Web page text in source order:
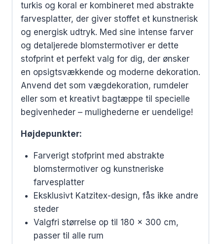
turkis og koral er kombineret med abstrakte
farvesplatter, der giver stoffet et kunstnerisk
og energisk udtryk. Med sine intense farver
og detaljerede blomstermotiver er dette
stofprint et perfekt valg for dig, der ønsker
en opsigtsvækkende og moderne dekoration.
Anvend det som vægdekoration, rumdeler
eller som et kreativt bagtæppe til specielle
begivenheder – mulighederne er uendelige!
Højdepunkter:
Farverigt stofprint med abstrakte
blomstermotiver og kunstneriske
farvesplatter
Eksklusivt Katzitex-design, fås ikke andre
steder
Valgfri størrelse op til 180 x 300 cm,
passer til alle rum